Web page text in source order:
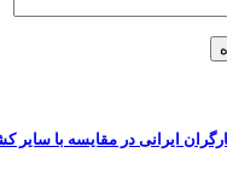
ایرانی در مقایسه با سایر